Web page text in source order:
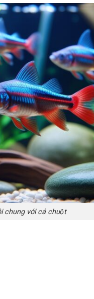
chung với cá chuột